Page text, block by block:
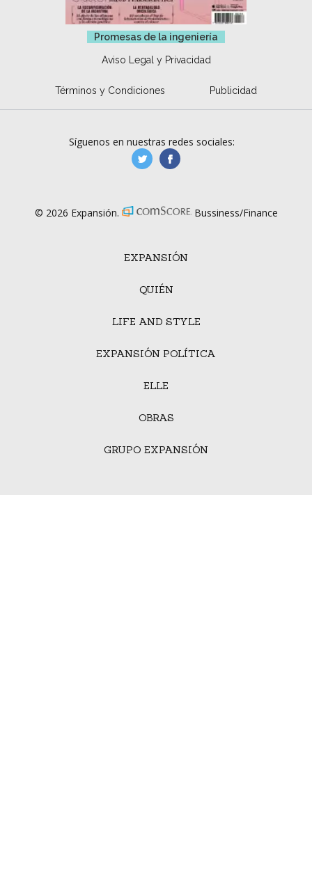
Promesas de la ingeniería
Aviso Legal y Privacidad
Términos y Condiciones Publicidad
EXPANSIÓN
QUIÉN
LIFE AND STYLE
EXPANSIÓN POLÍTICA
ELLE
OBRAS
GRUPO EXPANSIÓN
Síguenos en nuestras redes sociales:
manufacturaGE
© 2026 Expansión. Bussiness/Finance